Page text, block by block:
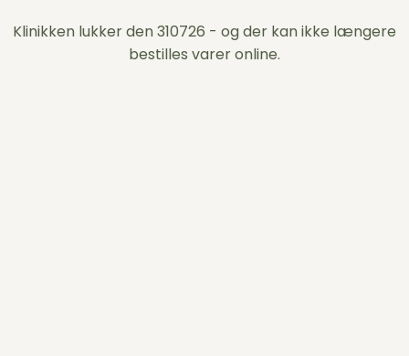
Klinikken lukker den 310726 - og der kan ikke længere
bestilles varer online.